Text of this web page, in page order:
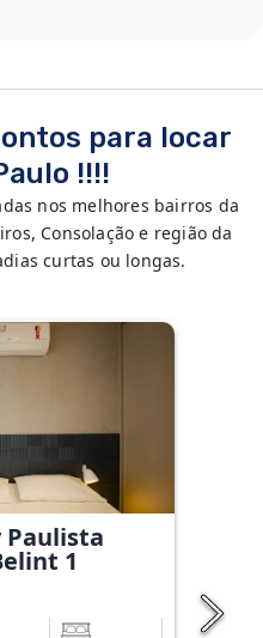
para locar
!!!!
nos melhores bairros da
Consolação e região da
curtas ou longas.
Paulista
1